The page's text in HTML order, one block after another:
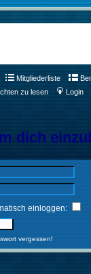
Mitgliederliste
zu lesen Login
dich
einloggen:
vergessen!